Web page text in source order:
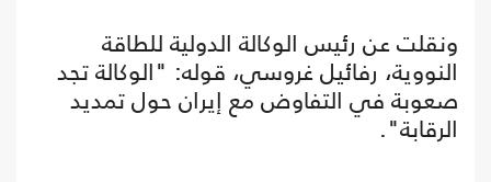
ونقلت عن رئيس الوكالة الدولية للطاقة
النووية، رفائيل غروسي، قوله: "الوكالة تجد
صعوبة في التفاوض مع إيران حول تمديد
الرقابة".